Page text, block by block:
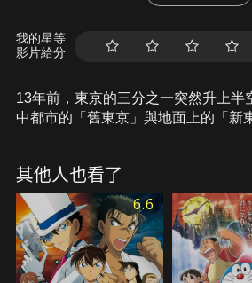
我的星等
影片給分
13年前，東京的三分之一突然升上半
中都市的「舊東京」與地面上的「新
從此展開意想不到的冒險之旅。他們
京墜下的「解放戰線」，拯救地上的
其他人也看了
6.6